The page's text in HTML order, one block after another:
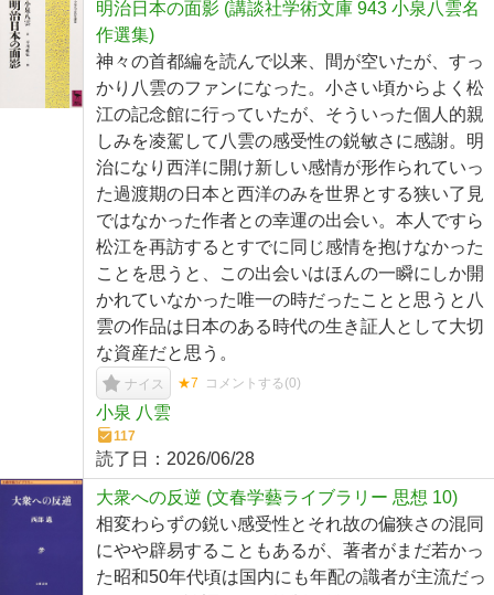
明治日本の面影 (講談社学術文庫 943 小泉八雲名
作選集)
神々の首都編を読んで以来、間が空いたが、すっ
かり八雲のファンになった。小さい頃からよく松
江の記念館に行っていたが、そういった個人的親
しみを凌駕して八雲の感受性の鋭敏さに感謝。明
治になり西洋に開け新しい感情が形作られていっ
た過渡期の日本と西洋のみを世界とする狭い了見
ではなかった作者との幸運の出会い。本人ですら
松江を再訪するとすでに同じ感情を抱けなかった
ことを思うと、この出会いはほんの一瞬にしか開
かれていなかった唯一の時だったことと思うと八
雲の作品は日本のある時代の生き証人として大切
な資産だと思う。
ナイス ★7 コメントする(0)
小泉 八雲
117
読了日： 2026/06/28
大衆への反逆 (文春学藝ライブラリー 思想 10)
相変わらずの鋭い感受性とそれ故の偏狭さの混同
にやや辟易することもあるが、著者がまだ若かっ
た昭和50年代頃は国内にも年配の識者が主流だっ